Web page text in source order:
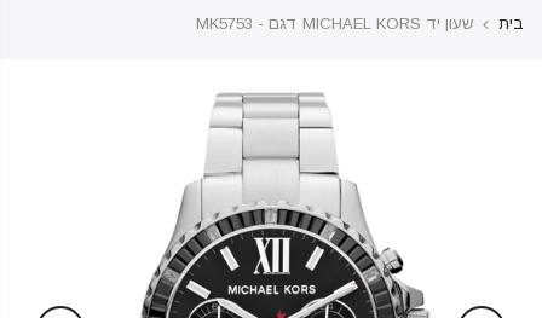
בית שעון יד MICHAEL KORS דגם - MK5753